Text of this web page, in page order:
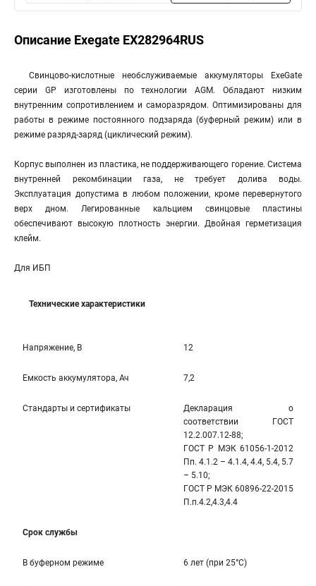
Описание Exegate EX282964RUS
Свинцово-кислотные необслуживаемые аккумуляторы ExeGate
серии GP изготовлены по технологии AGM. Обладают низким
внутренним сопротивлением и саморазрядом. Оптимизированы для
работы в режиме постоянного подзаряда (буферный режим) или в
режиме разряд-заряд (циклический режим).
Корпус выполнен из пластика, не поддерживающего горение. Система
внутренней рекомбинации газа, не требует долива воды.
Эксплуатация допустима в любом положении, кроме перевернутого
верх дном. Легированные кальцием свинцовые пластины
обеспечивают высокую плотность энергии. Двойная герметизация
клейм.
Для ИБП
Технические характеристики
Напряжение, В 12
Емкость аккумулятора, Ач 7,2
Стандарты и сертификаты
Декларация о
соответствии ГОСТ
12.2.007.12-88;
ГОСТ Р МЭК 61056-1-2012
Пп. 4.1.2 – 4.1.4, 4.4, 5.4, 5.7
– 5.10;
ГОСТ Р МЭК 60896-22-2015
П.п.4.2,4.3,4.4
Срок службы
В буферном режиме 6 лет (при 25°C)